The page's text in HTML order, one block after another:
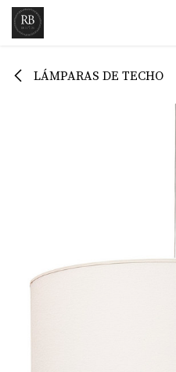
Ir al contenido
LÁMPARAS DE TECHO